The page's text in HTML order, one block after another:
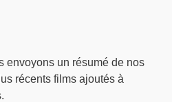
envoyons un résumé de nos
récents films ajoutés à